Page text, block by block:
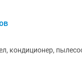
кондиционер,